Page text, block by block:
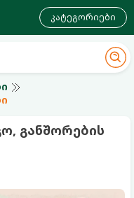
კატეგორიები
განშორების